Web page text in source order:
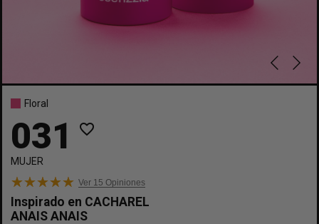
Floral
031 favorite_border
MUJER
Ver 15 Opiniones
Inspirado en CACHAREL
ANAIS ANAIS